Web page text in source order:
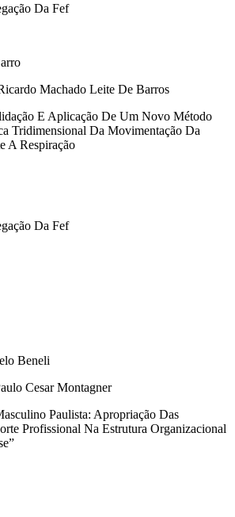
Da Fef
Machado Leite De Barros
E Aplicação De Um Novo Método
Tridimensional Da Movimentação Da
A Respiração
Da Fef
Beneli
Cesar Montagner
Paulista: Apropriação Das
Profissional Na Estrutura Organizacional